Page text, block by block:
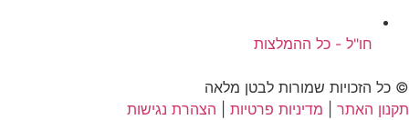
חו"ל - כל ההמלצות
© כל הזכויות שמורות לבטן מלאה
תקנון האתר
מדיניות פרטיות
הצהרת נגישות